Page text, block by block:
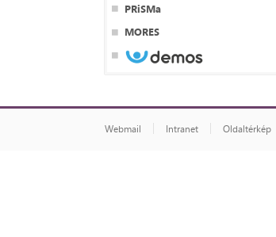
PRiSMa
MORES
Webmail Intranet Oldaltérkép